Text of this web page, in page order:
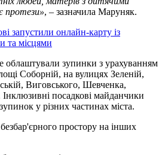
протези», – зазначила Маруняк.
запустили онлайн-карту із
та місцями
облаштували зупинки з урахуванням
Соборній, на вулицях Зеленій,
Виговського, Шевченка,
посадкові майданчики
у різних частинах міста.
простору на інших